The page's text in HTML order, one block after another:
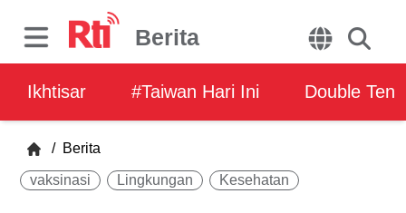
Berita
Ikhtisar #Taiwan Hari Ini Double Ten
/ Berita
vaksinasi Lingkungan Kesehatan